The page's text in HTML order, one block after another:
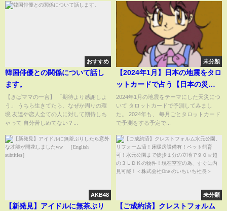
おすすめ
韓国俳優との関係について話し
ます。
【きばママの一言】 「期待より感謝しよ
う」 うちら生きてたら、なぜか周りの環
境 友達や恋人全ての人に対して期待しち
ゃって 自分苦しめてない？...
未分類
【2024年1月】日本の地震をタロ
ットカードで占う【日本の災害
を占う】
2024年1月の地震をテーマにした天災につ
いて タロットカードで予測してみまし
た。 2024年も、 毎月ごとタロットカード
で予測をする予定で...
AKB48
【新発見】アイドルに無茶ぶり
未分類
【ご成約済】クレストフォルム